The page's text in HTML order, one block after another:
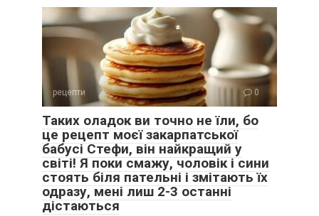
рецепти 0
Таких оладок ви точно не їли, бо
це рецепт моєї закарпатської
бабусі Стефи, він найкращий у
світі! Я поки смажу, чоловік і сини
стоять біля пательні і змітають їх
одразу, мені лиш 2-3 останні
дістаються